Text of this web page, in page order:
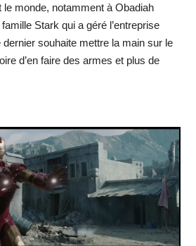
le monde, notamment à Obadiah
Stark qui a géré l’entreprise
souhaite mettre la main sur le
d’en faire des armes et plus de